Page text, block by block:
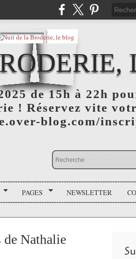
de 15h à 22h
! Réservez vite
blog.com/
PAGES NEWSLETTER
Nathalie